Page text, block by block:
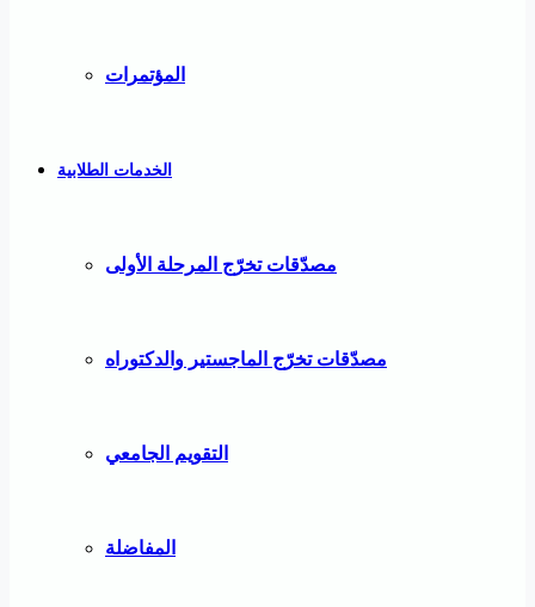
المؤتمرات
الخدمات الطلابية
مصدّقات تخرّج المرحلة الأولى
مصدّقات تخرّج الماجستير والدكتوراه
التقويم الجامعي
المفاضلة